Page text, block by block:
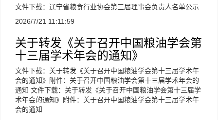
文件下载：辽宁省粮食行业协会第三届理事会负责人名单公示
2026/7/21 11:11:59
关于转发《关于召开中国粮油学会第
十三届学术年会的通知》
文件下载：关于转发《关于召开中国粮油学会第十三届学术年
会的通知》附件：关于召开中国粮油学会第十三届学术年会的
通知 文件下载：关于转发《关于召开中国粮油学会第十三届学
术年会的通知》附件：关于召开中国粮油学会第十三届学术年
会的通知